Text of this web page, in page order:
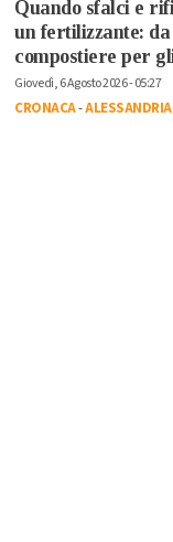
Quando sfalci e
un fertilizzante:
compostiere per
Giovedì, 6 Agosto 2026 - 05:27
CRONACA-ALESSANDRIA